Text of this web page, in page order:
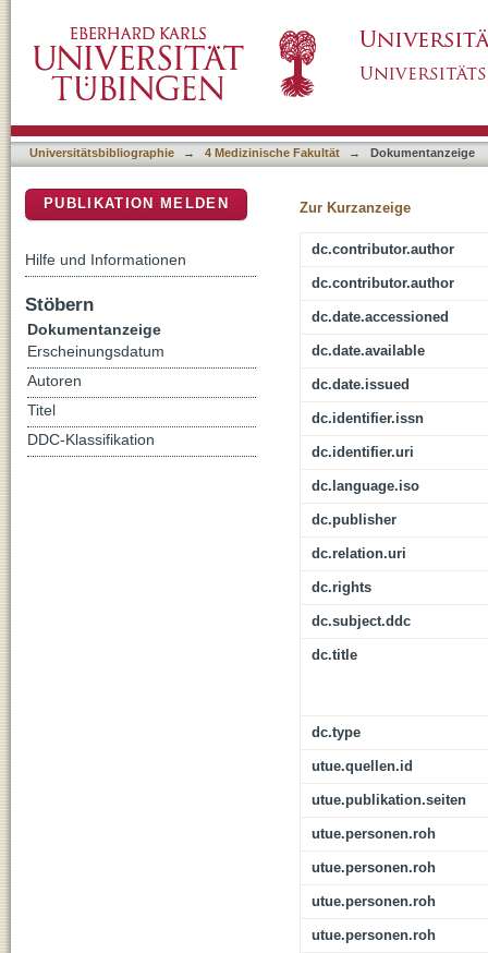
(pN1) early breast cancer: efficacy and
Universitätsbibliographie → 4 Medizinische Fakultät → Dokumentanzeige
Zur Kurzanzeige
dc.contributor.author
dc.contributor.author
dc.date.accessioned
dc.date.available
dc.date.issued
dc.identifier.issn
dc.identifier.uri
dc.language.iso
dc.publisher
dc.relation.uri
dc.rights
dc.subject.ddc
dc.title
dc.type
utue.quellen.id
utue.publikation.seiten
utue.personen.roh
utue.personen.roh
utue.personen.roh
utue.personen.roh
PUBLIKATION MELDEN
Hilfe und Informationen
Stöbern
Dokumentanzeige
Erscheinungsdatum
Autoren
Titel
DDC-Klassifikation